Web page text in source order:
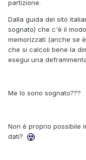
partizione.
Dalla guida del sito
sognato) che c'è il
memorizzati (anche se
che si calcoli bene la
esegui una
Me lo sono sognato???
Non è proprio possibile
dati?